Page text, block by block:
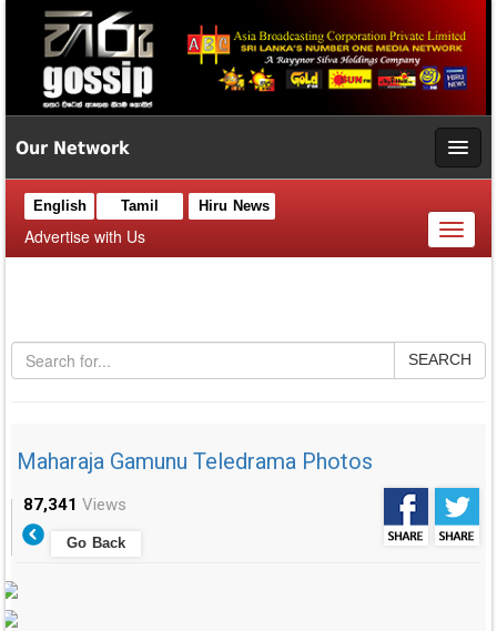
Our Network
English Tamil Hiru News
Advertise with Us
Toggle
SEARCH
Maharaja Gamunu Teledrama Photos
87,341 Views
Go Back